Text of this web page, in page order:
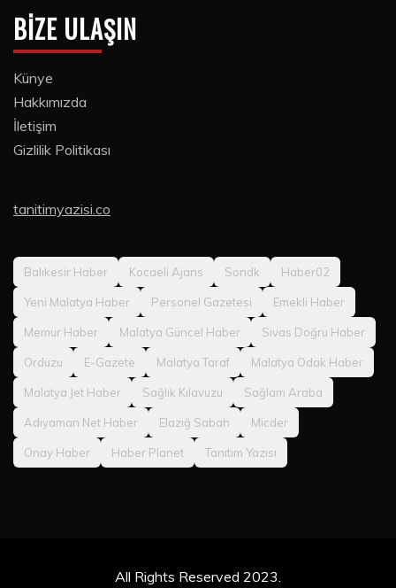
BIZE ULAŞIN
Künye
Hakkımızda
İletişim
Gizlilik Politikası
tanitimyazisi.co
Balıkesir Haber Kocaeli Ajans Sondk Haber02
Yeni Malatya Haber Personel Gazetesi Emekli Haber
Memur Haber Malatya Güncel Haber Sivas Doğru Haber
Orduzu E-Gazete Malatya Taraf Malatya Odak Haber
Malatya Jet Haber Sağlık Kılavuzu Sağlam Araba
Adıyaman Net Haber Elazığ Sabah Micder
Onay Haber Haber Planet Tanıtım Yazısı
All Rights Reserved 2023.